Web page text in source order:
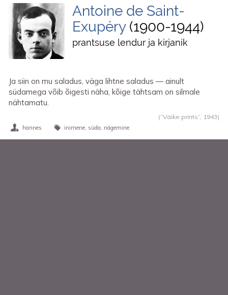
Antoine de Saint-
Exupéry 1900-1944
prantsuse lendur ja kirjanik
Ja siin on mu saladus, väga lihtne saladus — ainult
südamega võib õigesti näha, kõige tähtsam on silmale
nähtamatu.
(“Väike prints”, 1943)
hannes inimene süda nägemine